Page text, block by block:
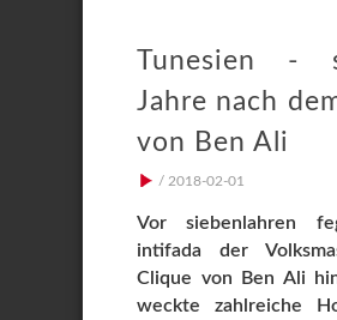
Tunesien -
Jahre nach
von Ben Ali
/ 2018-02-01
Vor siebenlahren
intifada der
Clique von Ben Ali
weckte zahlreiche